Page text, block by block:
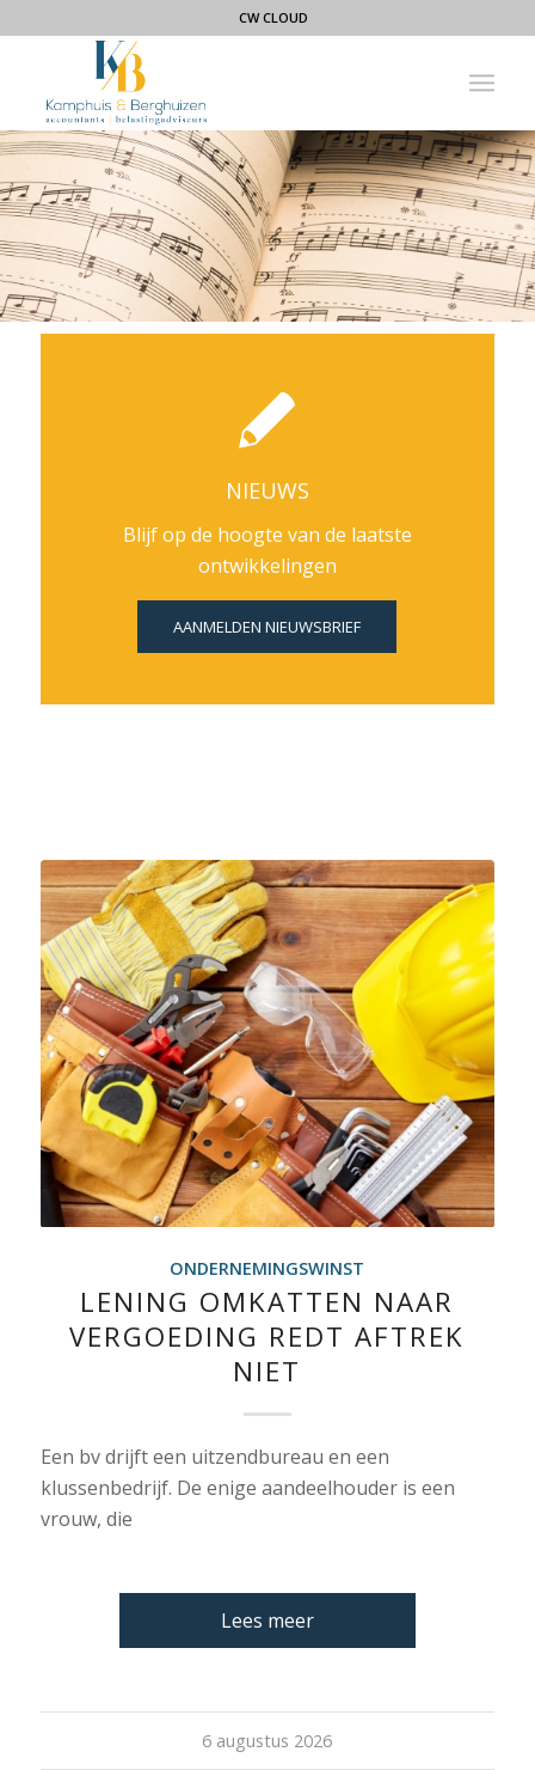
CW CLOUD
NIEUWS
Blijf op de hoogte van de laatste
ontwikkelingen
AANMELDEN NIEUWSBRIEF
ONDERNEMINGSWINST
LENING OMKATTEN NAAR
VERGOEDING REDT AFTREK
NIET
Een bv drijft een uitzendbureau en een
klussenbedrijf. De enige aandeelhouder is een
vrouw, die
Lees meer
6 augustus 2026